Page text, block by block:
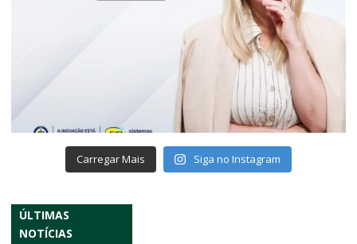
Carregar Mais Siga no Instagram
ÚLTIMAS
NOTÍCIAS